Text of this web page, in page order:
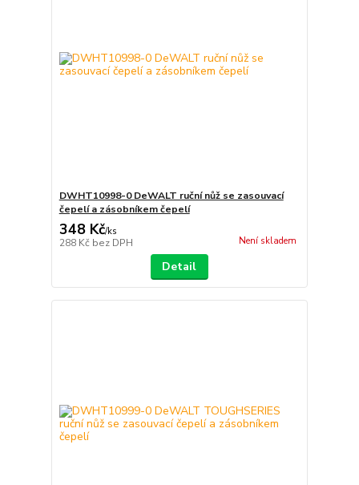
DWHT10998-0 DeWALT ruční nůž se zasouvací
čepelí a zásobníkem čepelí
348 Kč/ks
288 Kč bez DPH Není skladem
Detail